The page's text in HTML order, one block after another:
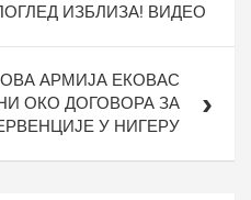
ИЗБЛИЗА! ВИДЕО
АРМИЈА ЕКОВАС
ОКО ДОГОВОРА ЗА
У НИГЕРУ